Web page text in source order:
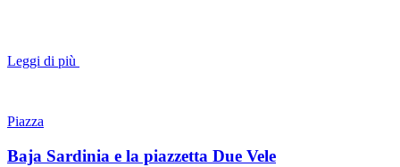
Leggi di più
Piazza
Baja Sardinia e la piazzetta Due Vele